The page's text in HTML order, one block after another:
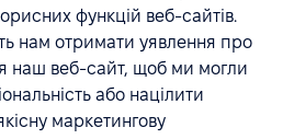
функцій веб-сайтів.
нам отримати уявлення про
наш веб-сайт, щоб ми могли
або націлити
маркетингову